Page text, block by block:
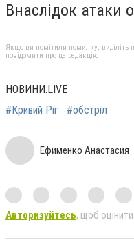
Внаслідок атаки
Якщо ви помітили помилку, виділіть
повідомити про це редакцію
НОВИНИ.LIVE
#Кривий Ріг
#обстріл
Ефименко Анастасия
Авторизуйтесь, щоб оцінити